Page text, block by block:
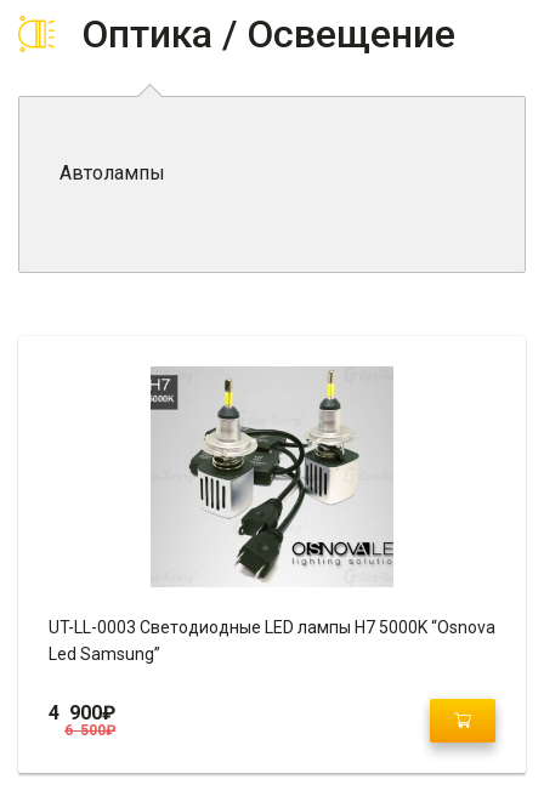
Оптика / Освещение
Автолампы
UT-LL-0003 Светодиодные LED лампы H7 5000K “Osnova
Led Samsung”
6 500₽
4 900₽